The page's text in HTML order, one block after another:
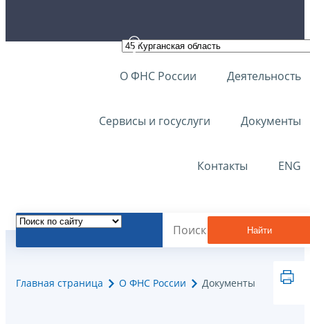
О ФНС России Деятельность
Сервисы и госуслуги Документы
Контакты ENG
Найти
Главная страница О ФНС России Документы